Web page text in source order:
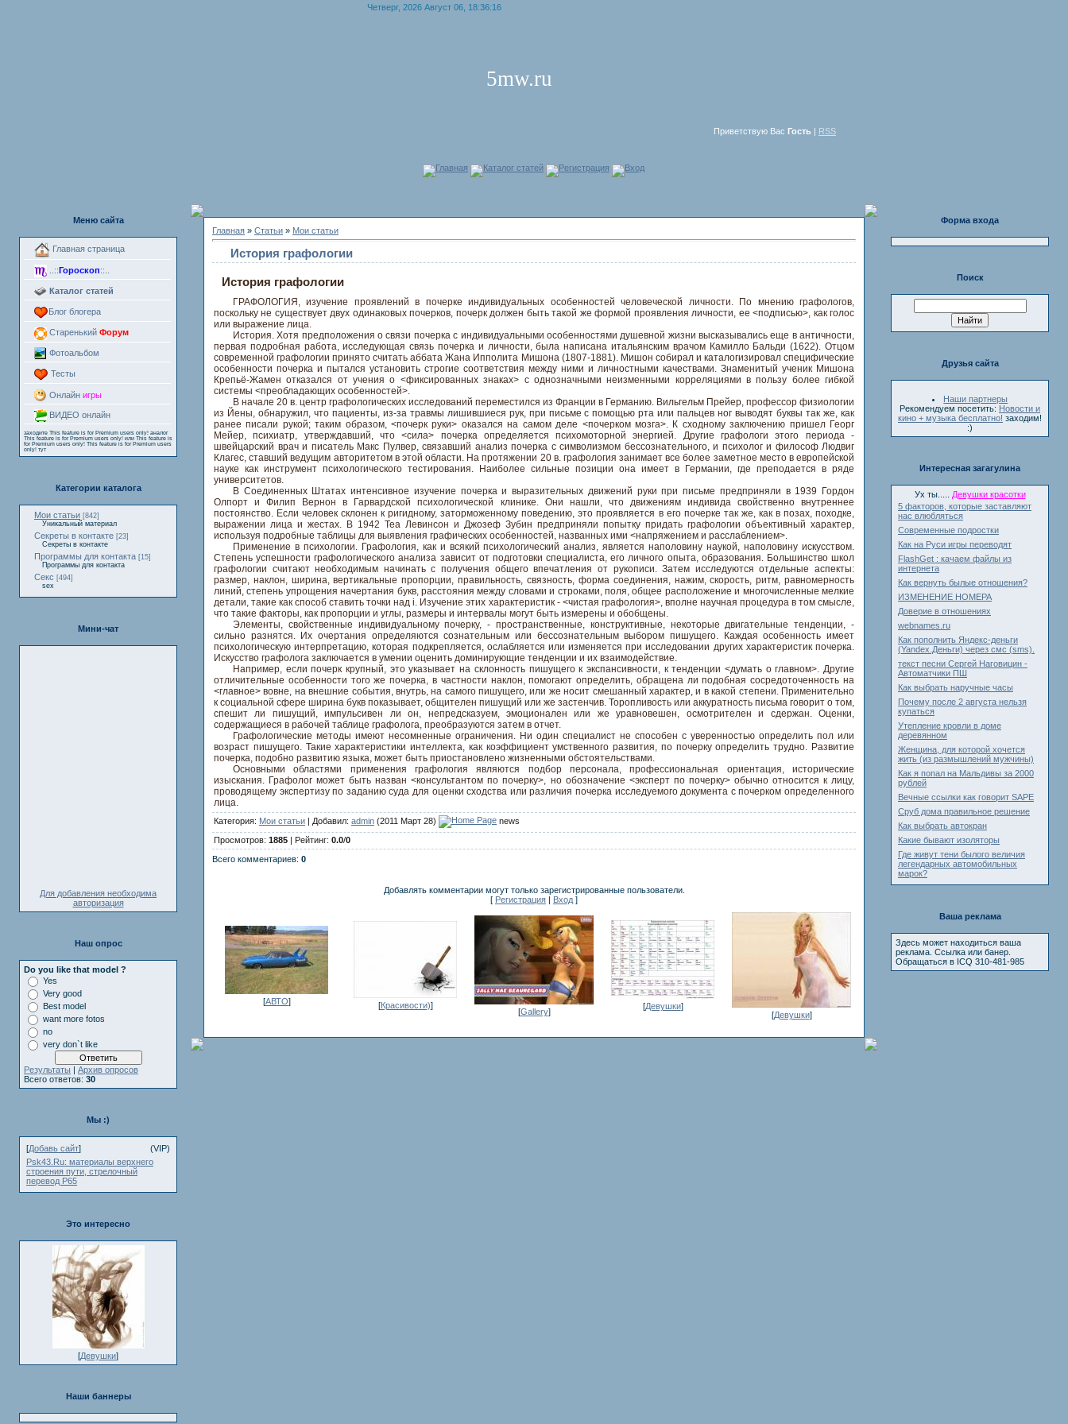
Четверг, 2026 Август 06, 18:36:16
5mw.ru
Приветствую Вас Гость | RSS
Главная Каталог статей Регистрация Вход
Меню сайта
Главная страница
..:: Гороскоп::..
Каталог статей
Блог блогера
Старенький Форум
Фотоальбом
Тесты
Онлайн игры
ВИДЕО онлайн
заходите This feature is for Premium users only! аналог
This feature is for Premium users only! или This feature is
for Premium users only! This feature is for Premium users
only! тут
Категории каталога
Мои статьи [842]
Уникальный материал
Секреты в контакте [23]
Секреты в контакте
Программы для контакта [15]
Программы для контакта
Секс [494]
sex
Мини-чат
Для добавления необходима
авторизация
Наш опрос
Do you like that model ?
Yes
Very good
Best model
want more fotos
no
very don`t like
Результаты | Архив опросов
Всего ответов: 30
Мы :)
[Добавь сайт]
(VIP)
Psk43.Ru: материалы верхнего
строения пути, стрелочный
перевод Р65
Это интересно
[Девушки]
Наши баннеры
Главная » Статьи » Мои статьи
История графологии
История графологии
ГРАФОЛОГИЯ, изучение проявлений в почерке индивидуальных особенностей человеческой личности. По мнению графологов,
поскольку не существует двух одинаковых почерков, почерк должен быть такой же формой проявления личности, ее <подписью>, как голос
или выражение лица.
История. Хотя предположения о связи почерка с индивидуальными особенностями душевной жизни высказывались еще в античности,
первая подробная работа, исследующая связь почерка и личности, была написана итальянским врачом Камилло Бальди (1622). Отцом
современной графологии принято считать аббата Жана Ипполита Мишона (1807-1881). Мишон собирал и каталогизировал специфические
особенности почерка и пытался установить строгие соответствия между ними и личностными качествами. Знаменитый ученик Мишона
Крепьё-Жамен отказался от учения о <фиксированных знаках> с однозначными неизменными корреляциями в пользу более гибкой
системы <преобладающих особенностей>.
В начале 20 в. центр графологических исследований переместился из Франции в Германию. Вильгельм Прейер, профессор физиологии
из Йены, обнаружил, что пациенты, из-за травмы лишившиеся рук, при письме с помощью рта или пальцев ног выводят буквы так же, как
ранее писали рукой; таким образом, <почерк руки> оказался на самом деле <почерком мозга>. К сходному заключению пришел Георг
Мейер, психиатр, утверждавший, что <сила> почерка определяется психомоторной энергией. Другие графологи этого периода -
швейцарский врач и писатель Макс Пулвер, связавший анализ почерка с символизмом бессознательного, и психолог и философ Людвиг
Клагес, ставший ведущим авторитетом в этой области. На протяжении 20 в. графология занимает все более заметное место в европейской
науке как инструмент психологического тестирования. Наиболее сильные позиции она имеет в Германии, где преподается в ряде
университетов.
В Соединенных Штатах интенсивное изучение почерка и выразительных движений руки при письме предприняли в 1939 Гордон
Олпорт и Филип Вернон в Гарвардской психологической клинике. Они нашли, что движениям индивида свойственно внутреннее
постоянство. Если человек склонен к ригидному, заторможенному поведению, это проявляется в его почерке так же, как в позах, походке,
выражении лица и жестах. В 1942 Теа Левинсон и Джозеф Зубин предприняли попытку придать графологии объективный характер,
используя подробные таблицы для выявления графических особенностей, названных ими <напряжением и расслаблением>.
Применение в психологии. Графология, как и всякий психологический анализ, является наполовину наукой, наполовину искусством.
Степень успешности графологического анализа зависит от подготовки специалиста, его личного опыта, образования. Большинство школ
графологии считают необходимым начинать с получения общего впечатления от рукописи. Затем исследуются отдельные аспекты:
размер, наклон, ширина, вертикальные пропорции, правильность, связность, форма соединения, нажим, скорость, ритм, равномерность
линий, степень упрощения начертания букв, расстояния между словами и строками, поля, общее расположение и многочисленные мелкие
детали, такие как способ ставить точки над i. Изучение этих характеристик - <чистая графология>, вполне научная процедура в том смысле,
что такие факторы, как пропорции и углы, размеры и интервалы могут быть измерены и обобщены.
Элементы, свойственные индивидуальному почерку, - пространственные, конструктивные, некоторые двигательные тенденции, -
сильно разнятся. Их очертания определяются сознательным или бессознательным выбором пишущего. Каждая особенность имеет
психологическую интерпретацию, которая подкрепляется, ослабляется или изменяется при исследовании других характеристик почерка.
Искусство графолога заключается в умении оценить доминирующие тенденции и их взаимодействие.
Например, если почерк крупный, это указывает на склонность пишущего к экспансивности, к тенденции <думать о главном>. Другие
отличительные особенности того же почерка, в частности наклон, помогают определить, обращена ли подобная сосредоточенность на
<главное> вовне, на внешние события, внутрь, на самого пишущего, или же носит смешанный характер, и в какой степени. Применительно
к социальной сфере ширина букв показывает, общителен пишущий или же застенчив. Торопливость или аккуратность письма говорит о том,
спешит ли пишущий, импульсивен ли он, непредсказуем, эмоционален или же уравновешен, осмотрителен и сдержан. Оценки,
содержащиеся в рабочей таблице графолога, преобразуются затем в отчет.
Графологические методы имеют несомненные ограничения. Ни один специалист не способен с уверенностью определить пол или
возраст пишущего. Такие характеристики интеллекта, как коэффициент умственного развития, по почерку определить трудно. Развитие
почерка, подобно развитию языка, может быть приостановлено жизненными обстоятельствами.
Основными областями применения графология являются подбор персонала, профессиональная ориентация, исторические
изыскания. Графолог может быть назван <консультантом по почерку>, но обозначение <эксперт по почерку> обычно относится к лицу,
проводящему экспертизу по заданию суда для оценки сходства или различия почерка исследуемого документа с почерком определенного
лица.
Категория: Мои статьи | Добавил: admin (2011 Март 28) news
Просмотров: 1885 | Рейтинг: 0.0/0
Всего комментариев: 0
Добавлять комментарии могут только зарегистрированные пользователи.
[ Регистрация | Вход ]
[АВТО] [Красивости)]
[Gallery]
[Девушки]
[Девушки]
Форма входа
Поиск
Друзья сайта
Наши партнеры
Рекомендуем посетить: Новости и
кино + музыка бесплатно! заходим!
:)
Интересная загагулина
Ух ты.....
Девушки красотки
5 факторов, которые заставляют
нас влюбляться
Современные подростки
Как на Руси игры переводят
FlashGet : качаем файлы из
интернета
Как вернуть былые отношения?
ИЗМЕНЕНИЕ НОМЕРА
Доверие в отношениях
webnames.ru
Как пополнить Яндекс-деньги
(Yandex.Деньги) через смс (sms).
текст песни Сергей Наговицин -
Автоматчики ПШ
Как выбрать наручные часы
Почему после 2 августа нельзя
купаться
Утепление кровли в доме
деревянном
Женщина, для которой хочется
жить (из размышлений мужчины)
Как я попал на Мальдивы за 2000
рублей
Вечные ссылки как говорит SAPE
Сруб дома правильное решение
Как выбрать автокран
Какие бывают изоляторы
Где живут тени былого величия
легендарных автомобильных
марок?
Ваша реклама
Здесь может находиться ваша
реклама. Ссылка или банер.
Обращаться в ICQ 310-481-985